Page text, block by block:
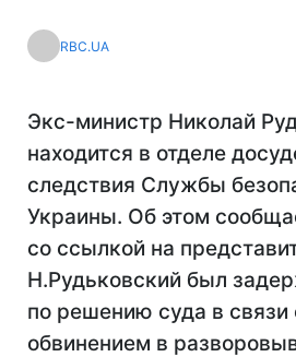
RBC.UA
Экс-министр Николай
находится в отделе
следствия Службы
Украины. Об этом
со ссылкой на
Н.Рудьковский был
по решению суда в связи
обвинением в